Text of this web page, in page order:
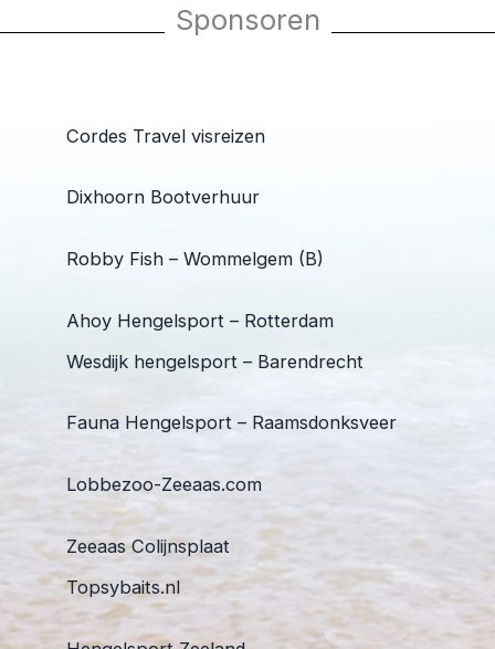
Sponsoren
Cordes Travel visreizen
Dixhoorn Bootverhuur
Robby Fish – Wommelgem (B)
Ahoy Hengelsport – Rotterdam
Wesdijk hengelsport – Barendrecht
Fauna Hengelsport – Raamsdonksveer
Lobbezoo-Zeeaas.com
Zeeaas Colijnsplaat
Topsybaits.nl